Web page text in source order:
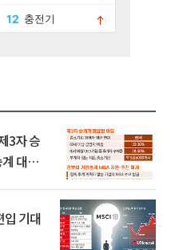
3자 승
대전
기대